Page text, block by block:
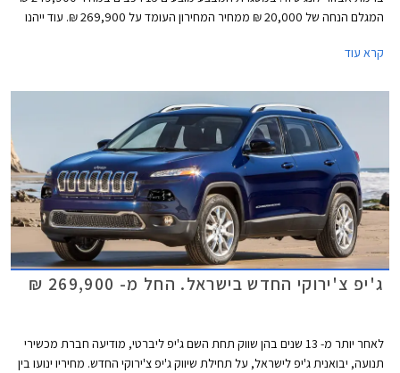
המגלם הנחה של 20,000 ₪ ממחיר המחירון העומד על 269,900 ₪. עוד ייהנו
ייערך בכל אולמות התצוגה של החברה.
קרא עוד
ג'יפ צ'ירוקי החדש בישראל. החל מ- 269,900 ₪
לאחר יותר מ- 13 שנים בהן שווק תחת השם ג'יפ ליברטי, מודיעה חברת מכשירי
תנועה, יבואנית ג'יפ לישראל, על תחילת שיווק ג'יפ צ'ירוקי החדש. מחיריו ינועו בין